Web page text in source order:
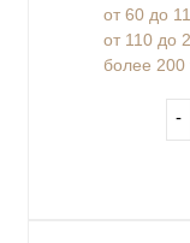
от 60 до
от 110 до
более 200
‐